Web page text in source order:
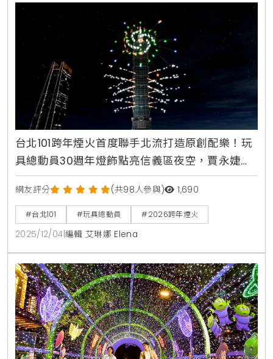
台北101跨年煙火首度聯手北流打造原創配樂！玩
具總動員30週年燈飾點亮信義區夜空，賈永婕攜
手小S獻聲回顧城市記憶
網友評分 (共98人參與) 1,690
#台北101 #玩具總動員 #2026跨年煙火
2025/12/04 編輯 艾琳娜 Elena